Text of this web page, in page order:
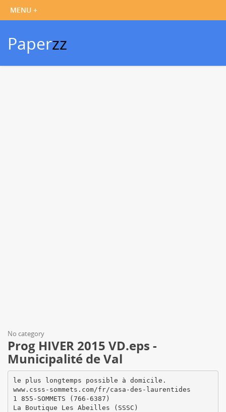
Paperzz
No category
Prog HIVER 2015 VD.eps -
Municipalité de Val
le plus longtemps possible à domicile.
www.csss-sommets.com/fr/casa-des-laurentides
1 855-SOMMETS (766-6387)
La Boutique Les Abeilles (SSSC)